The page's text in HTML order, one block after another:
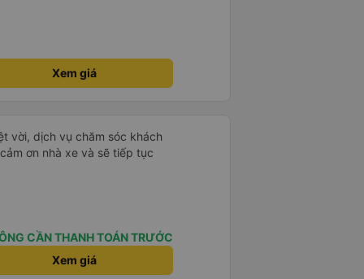
Xem giá
vời, dịch vụ chăm sóc khách
ơn nhà xe và sẽ tiếp tục
CẦN THANH TOÁN TRƯỚC
Xem giá